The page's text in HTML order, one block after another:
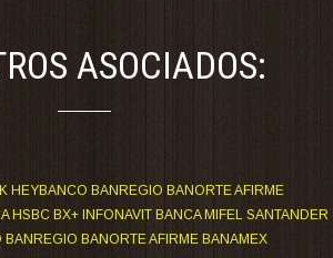
ASOCIADOS:
HEYBANCO BANREGIO BANORTE AFIRME
HSBC BX+ INFONAVIT BANCA MIFEL SANTANDER
BANORTE AFIRME BANAMEX